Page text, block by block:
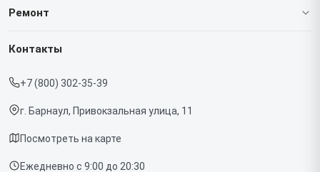
О нашем сервисе
Срочный ремонт
Доставка и способы оплаты
Диагностика
Ремонт
Ноутбуков
Контакты
+7 (800) 302-35-39
г. Барнаул, Привокзальная улица, 11
Посмотреть на карте
Ежедневно с 9:00 до 20:30